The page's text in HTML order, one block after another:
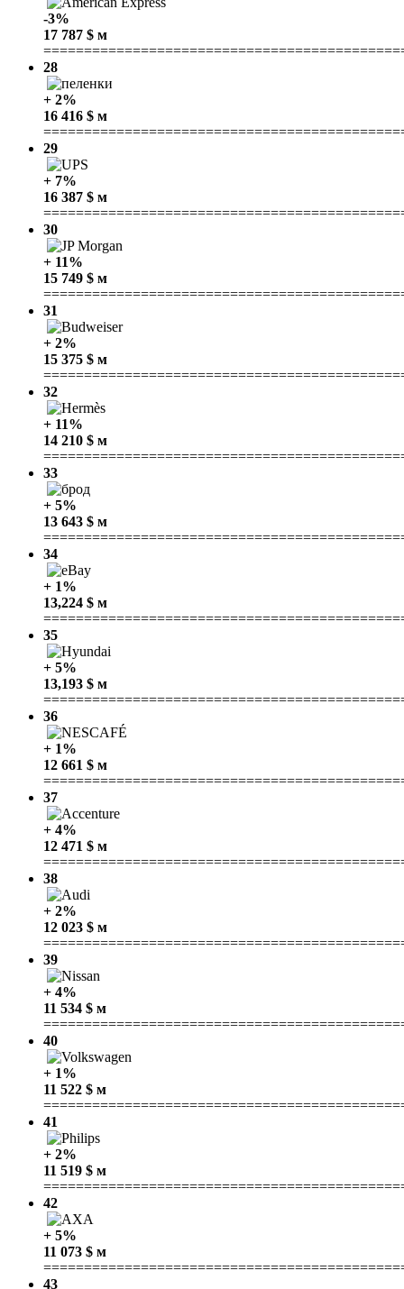
-3%
17 787 $ м
28
+ 2%
16 416 $ м
29
+ 7%
16 387 $ м
30
+ 11%
15 749 $ м
31
+ 2%
15 375 $ м
32
+ 11%
14 210 $ м
33
+ 5%
13 643 $ м
34
+ 1%
13,224 $ м
35
+ 5%
13,193 $ м
36
+ 1%
12 661 $ м
37
+ 4%
12 471 $ м
38
+ 2%
12 023 $ м
39
+ 4%
11 534 $ м
40
+ 1%
11 522 $ м
41
+ 2%
11 519 $ м
42
+ 5%
11 073 $ м
43